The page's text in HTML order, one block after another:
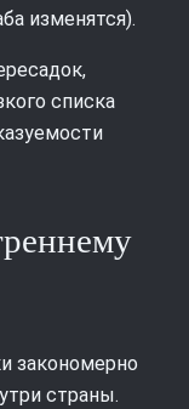
изменятся).
списка
закономерно
страны.